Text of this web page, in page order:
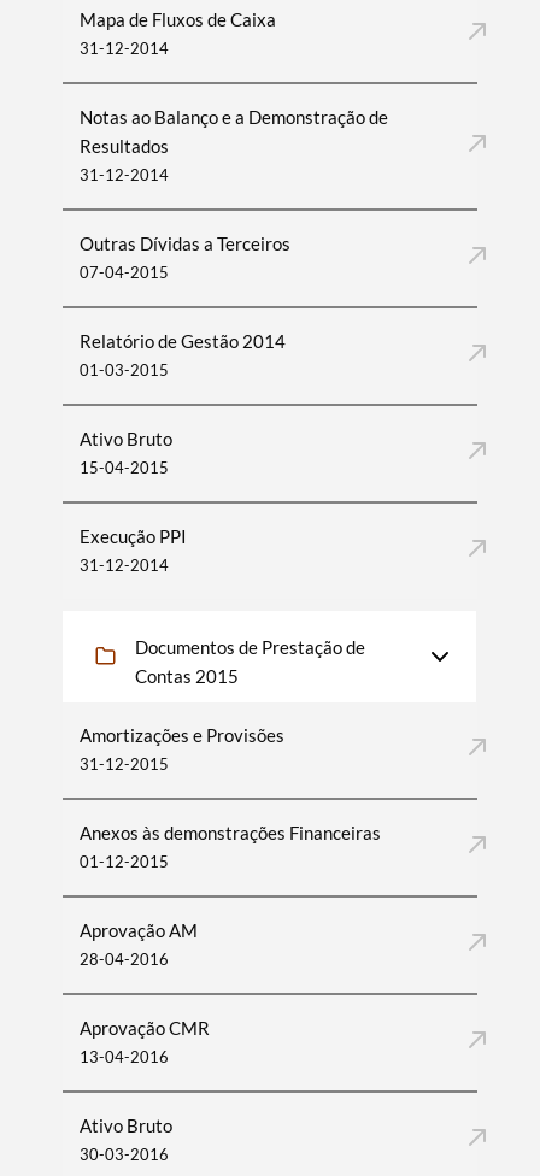
Mapa de Fluxos de Caixa
31-12-2014
Notas ao Balanço e a Demonstração de
Resultados
31-12-2014
Outras Dívidas a Terceiros
07-04-2015
Relatório de Gestão 2014
01-03-2015
Ativo Bruto
15-04-2015
Execução PPI
31-12-2014
Documentos de Prestação de
Contas 2015
Amortizações e Provisões
31-12-2015
Anexos às demonstrações Financeiras
01-12-2015
Aprovação AM
28-04-2016
Aprovação CMR
13-04-2016
Ativo Bruto
30-03-2016